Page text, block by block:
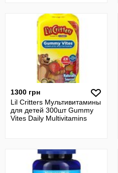
1300 грн
Lil Critters Мультивитамины
для детей 300шт Gummy
Vites Daily Multivitamins